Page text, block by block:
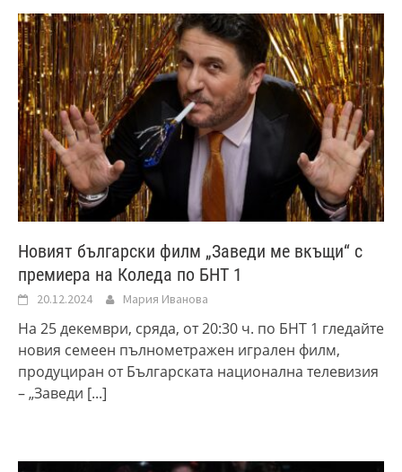
Новият български филм „Заведи ме вкъщи“ с
премиера на Коледа по БНТ 1
20.12.2024 Мария Иванова
На 25 декември, сряда, от 20:30 ч. по БНТ 1 гледайте
новия семеен пълнометражен игрален филм,
продуциран от Българската национална телевизия
– „Заведи [...]